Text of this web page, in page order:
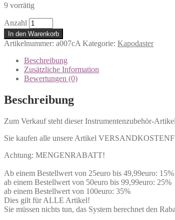
9 vorrätig
Anzahl
In den Warenkorb
Artikelnummer: a007cA Kategorie: Kapodaster
Beschreibung
Zusätzliche Information
Bewertungen (0)
Beschreibung
Zum Verkauf steht dieser Instrumentenzubehör-
Sie kaufen alle unsere Artikel
Achtung: MENGENRABATT!
Ab einem Bestellwert von 25euro bis 49,99euro: 15%
ab einem Bestellwert von 50euro bis 99,99euro: 25%
ab einem Bestellwert von 100euro: 35%
Dies gilt für ALLE Artikel!
Sie müssen nichts tun, das System berechnet den